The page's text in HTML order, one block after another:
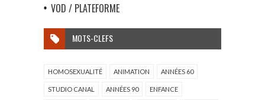
VOD / PLATEFORME
MOTS-CLEFS
HOMOSEXUALITÉ ANIMATION ANNÉES 60
STUDIO CANAL ANNÉES 90 ENFANCE